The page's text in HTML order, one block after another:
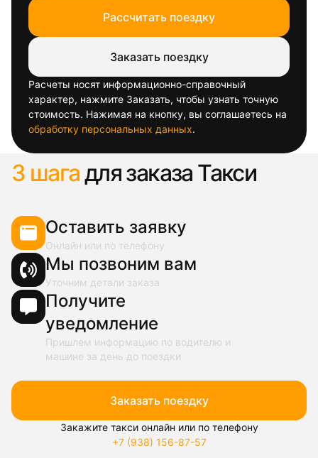
Рассчитать поездку
Заказать поездку
Расчеты носят информационно-справочный
характер, нажмите Заказать, чтобы узнать точную
стоимость. Нажимая на кнопку, вы соглашаетесь на
обработку персональных данных.
3 шагадля заказа Такси
Оставить заявку
Онлайн или по телефону
Мы позвоним вам
Уточним детали заказа
Получите
уведомление
Пришлем информацию по водителю и
машине за день до поездки
Заказать поездку
Закажите такси онлайн или по телефону
+7 (938) 156-87-57